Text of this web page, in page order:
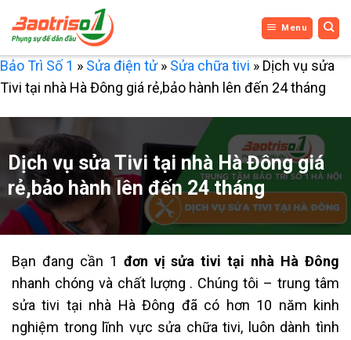
qua
nội
dung
Menu
Bảo Trì Số 1 » Sửa điện tử» Sửa chữa tivi » Dịch vụ sửa
Tivi tại nhà Hà Đông giá rẻ,bảo hành lên đến 24 tháng
Dịch vụ sửa Tivi tại nhà Hà Đông giá
rẻ,bảo hành lên đến 24 tháng
Bạn đang cần 1 đơn vị sửa tivi tại nhà Hà Đông
nhanh chóng và chất lượng . Chúng tôi – trung tâm
sửa tivi tại nhà Hà Đông đã có hơn 10 năm kinh
nghiệm trong lĩnh vực sửa chữa tivi, luôn dành tình